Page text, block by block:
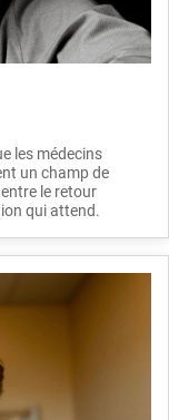
les médecins
un champ de
le retour
qui attend.